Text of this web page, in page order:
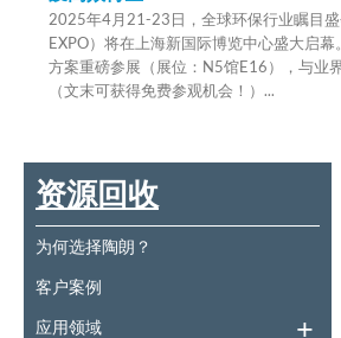
资源回收
为何选择陶朗？
客户案例
应用领域
2025年4月21-23日，全球环保行业瞩目
EXPO）将在上海新国际博览中心盛大启
方案重磅参展（展位：N5馆E16），与业
（文末可获得免费参观机会！）...